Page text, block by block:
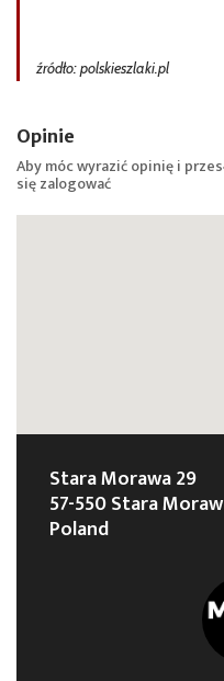
źródło: polskieszlaki.pl
Opinie
Aby móc wyrazić opinię i
sięzalogować
Stara Morawa 29
57-550 Stara
Poland